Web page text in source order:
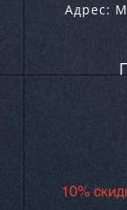
Адрес:
10%